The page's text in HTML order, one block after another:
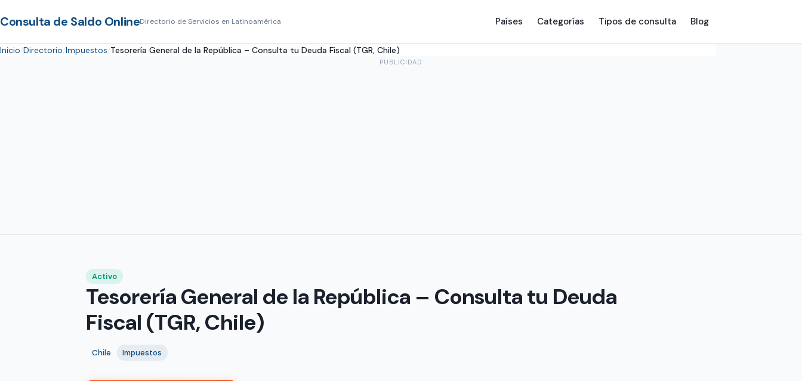
Consulta de Saldo OnlineDirectorio de Servicios en Latinoamérica Países Categorías Tipos de consulta Blog
Inicio Directorio Impuestos Tesorería General de la República – Consulta tu Deuda Fiscal (TGR, Chile)
PUBLICIDAD
Activo
Tesorería General de la República – Consulta tu Deuda
Fiscal (TGR, Chile)
Chile Impuestos